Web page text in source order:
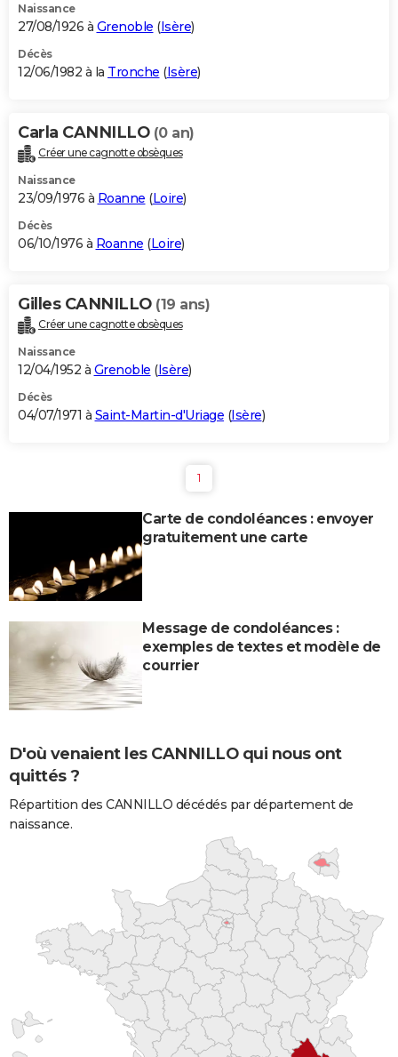
Naissance
27/08/1926 à Grenoble (Isère)
Décès
12/06/1982 à la Tronche (Isère)
Carla CANNILLO (0 an)
Créer une cagnotte obsèques
Naissance
23/09/1976 à Roanne (Loire)
Décès
06/10/1976 à Roanne (Loire)
Gilles CANNILLO (19 ans)
Créer une cagnotte obsèques
Naissance
12/04/1952 à Grenoble (Isère)
Décès
04/07/1971 à Saint-Martin-d'Uriage (Isère)
1
Carte de condoléances : envoyer
gratuitement une carte
Message de condoléances :
exemples de textes et modèle de
courrier
D'où venaient les CANNILLO qui nous ont
quittés ?
Répartition des CANNILLO décédés par département de
naissance.